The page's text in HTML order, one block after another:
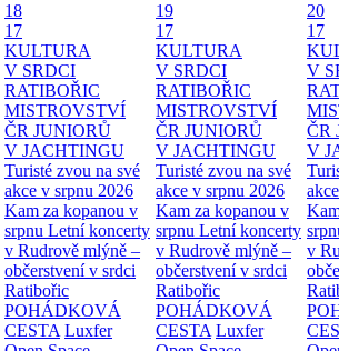
18
17
KULTURA
V SRDCI
RATIBOŘIC
MISTROVSTVÍ
ČR JUNIORŮ
V JACHTINGU
Turisté zvou na své
akce v srpnu 2026
Kam za kopanou v
srpnu Letní koncerty
v Rudrově mlýně –
občerstvení v srdci
Ratibořic
POHÁDKOVÁ
CESTA Luxfer
19
17
KULTURA
V SRDCI
RATIBOŘIC
MISTROVSTVÍ
ČR JUNIORŮ
V JACHTINGU
Turisté zvou na své
akce v srpnu 2026
Kam za kopanou v
srpnu Letní koncerty
v Rudrově mlýně –
občerstvení v srdci
Ratibořic
POHÁDKOVÁ
CESTA Luxfer
20
17
V
ČR
V
v